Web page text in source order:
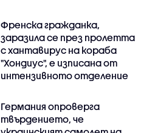
Френска гражданка,
заразила се през пролетта
с хантавирус на кораба
"Хондиус", е изписана от
интензивното отделение
Германия опроверга
твърдението, че